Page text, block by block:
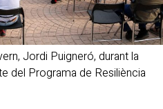
Jordi Puigneró, durant la
del Programa de Resiliència